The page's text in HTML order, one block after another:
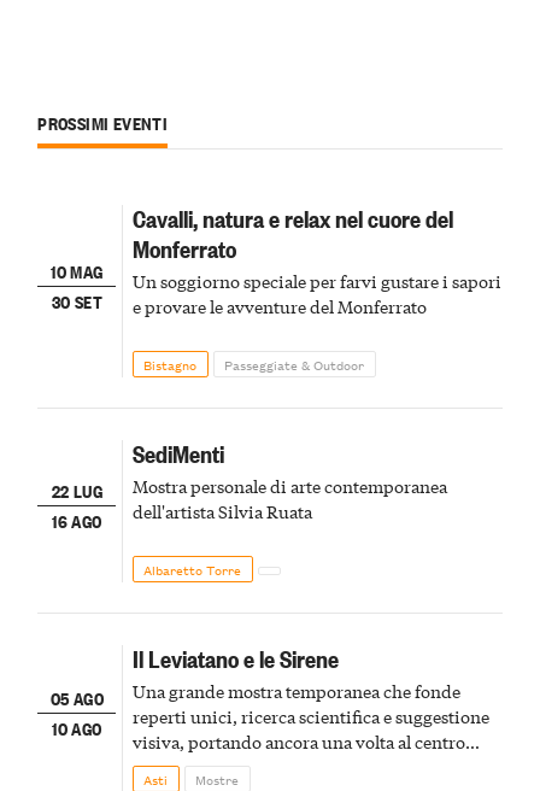
PROSSIMI EVENTI
10 MAG
30 SET
Cavalli, natura e relax nel cuore del
Monferrato
Un soggiorno speciale per farvi gustare i sapori
e provare le avventure del Monferrato
Bistagno Passeggiate & Outdoor
22 LUG
16 AGO
SediMenti
Mostra personale di arte contemporanea
dell'artista Silvia Ruata
Albaretto Torre
05 AGO
10 AGO
Il Leviatano e le Sirene
Una grande mostra temporanea che fonde
reperti unici, ricerca scientifica e suggestione
visiva, portando ancora una volta al centro
della scena le meraviglie del passato astigiano
Asti Mostre